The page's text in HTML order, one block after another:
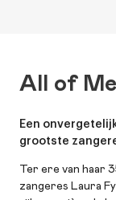
All of
Een
grootste
Ter ere van haar
zangeres Laura